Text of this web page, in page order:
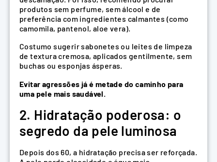
produtos sem perfume, sem álcool e de
preferência com ingredientes calmantes (como
camomila, pantenol, aloe vera).
Costumo sugerir sabonetes ou leites de limpeza
de textura cremosa, aplicados gentilmente, sem
buchas ou esponjas ásperas.
Evitar agressões já é metade do caminho para
uma pele mais saudável.
2. Hidratação poderosa: o
segredo da pele luminosa
Depois dos 60, a hidratação precisa ser reforçada.